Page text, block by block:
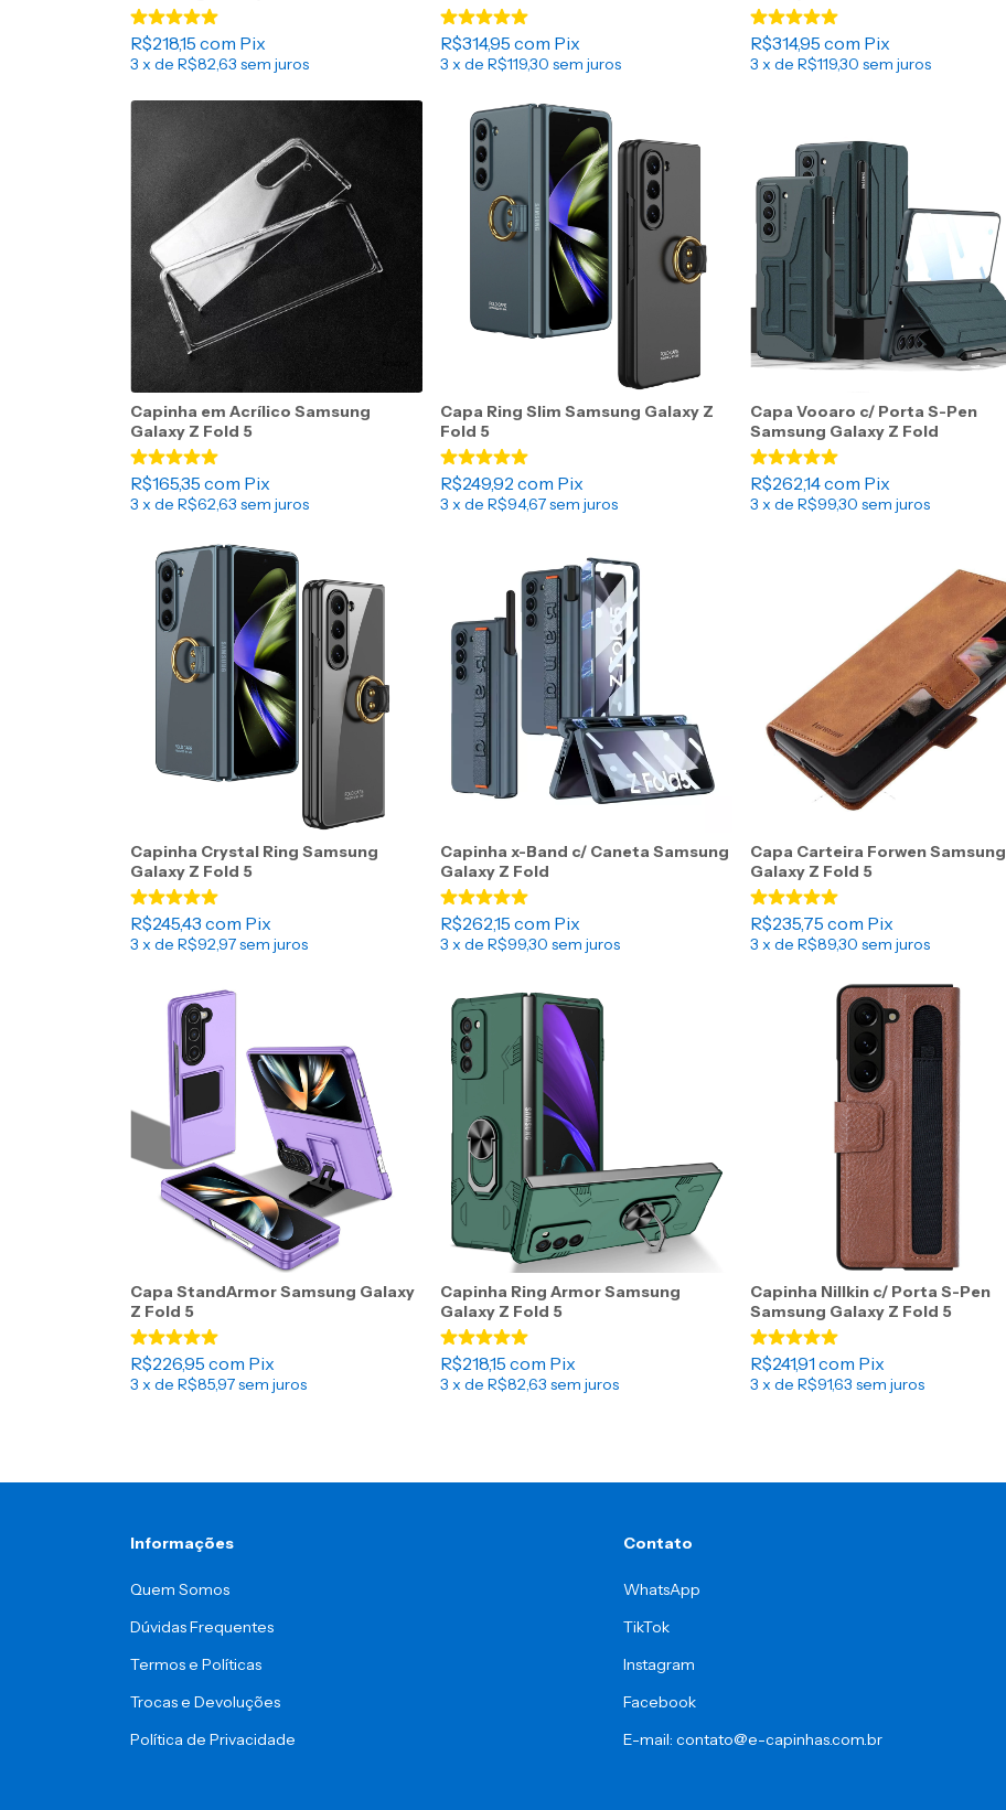
R$218,15 com Pix
3 x de R$82,63 sem juros
R$314,95 com Pix
3 x de R$119,30 sem juros
R$314,95 com Pix
3 x de R$119,30 sem juros
Capinha em Acrílico Samsung
Galaxy Z Fold 5
R$165,35 com Pix
3 x de R$62,63 sem juros
Capa Ring Slim Samsung Galaxy Z
Fold 5
R$249,92 com Pix
3 x de R$94,67sem juros
Capa Vooaro c/ Porta S-Pen
Samsung Galaxy Z Fold
R$262,14com Pix
3 x de R$99,30 sem juros
Capinha Crystal Ring Samsung
Galaxy Z Fold 5
R$245,43 com Pix
3 x de R$92,97sem juros
Capinha x-Band c/ Caneta Samsung
Galaxy Z Fold
R$262,15 com Pix
3 x de R$99,30 sem juros
Capa Carteira Forwen Samsung
Galaxy Z Fold 5
R$235,75 com Pix
3 x de R$89,30 sem juros
Capa StandArmor Samsung Galaxy
Z Fold 5
R$226,95 com Pix
3 x de R$85,97sem juros
Capinha Ring Armor Samsung
Galaxy Z Fold 5
R$218,15 com Pix
3 x de R$82,63 sem juros
Capinha Nillkin c/ Porta S-Pen
Samsung Galaxy Z Fold 5
R$241,91 com Pix
3 x de R$91,63 sem juros
Informações
Quem Somos
Dúvidas Frequentes
Termos e Políticas
Trocas e Devoluções
Política de Privacidade
Contato
WhatsApp
TikTok
Instagram
Facebook
E-mail:contato@e-capinhas.com.br